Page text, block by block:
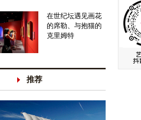
在世纪坛遇见画花
的席勒、与抱猫的
克里姆特
推荐